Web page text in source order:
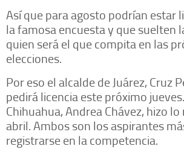
Así que para agosto podrían estar
la famosa encuesta y que suelten
quien será el que compita en las
elecciones.
Por eso el alcalde de Juárez, Cruz
pedirá licencia este próximo
Chihuahua, Andrea Chávez, hizo
abril. Ambos son los aspirantes
registrarse en la competencia.